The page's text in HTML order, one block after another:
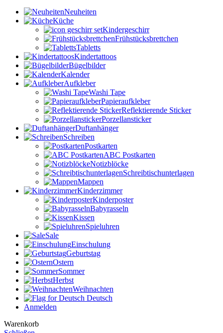
Neuheiten
Küche
Kindergeschirr
Frühstücksbrettchen
Tabletts
Kindertattoos
Bügelbilder
Kalender
Aufkleber
Washi Tape
Papieraufkleber
Reflektierende Sticker
Porzellansticker
Duftanhänger
Schreiben
Postkarten
ABC Postkarten
Notizblöcke
Schreibtischunterlagen
Mappen
Kinderzimmer
Kinderposter
Babyrasseln
Kissen
Spieluhren
Sale
Einschulung
Geburtstag
Ostern
Sommer
Herbst
Weihnachten
Deutsch
Anmelden
Warenkorb